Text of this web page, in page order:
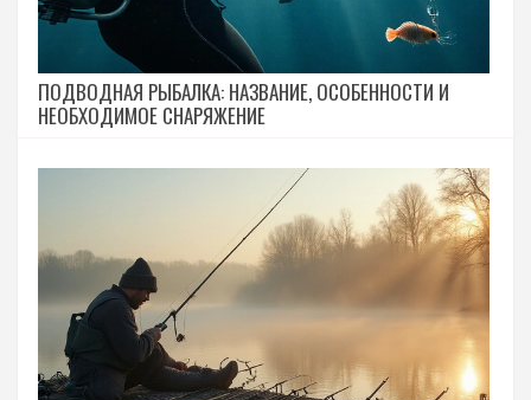
ПОДВОДНАЯ РЫБАЛКА: НАЗВАНИЕ, ОСОБЕННОСТИ И
НЕОБХОДИМОЕ СНАРЯЖЕНИЕ